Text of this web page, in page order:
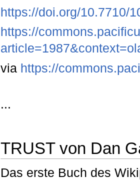
https://doi.org/10.7710/
https://
via https://
...
TRUST von Dan
Das erste Buch des